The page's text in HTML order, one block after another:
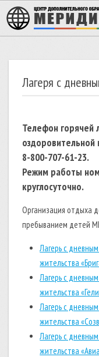
Лагеря с
Телефон горячей
оздоровительной
8-800-707-61-23.
Режим работы
круглосуточно.
Организация отдыха
пребыванием детей
Лагерь с
жительства
Лагерь с
жительства
Лагерь с
жительства
Лагерь с
жительства